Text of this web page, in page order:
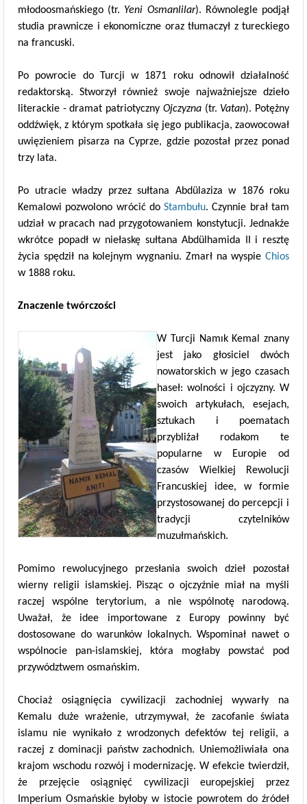
młodoosmańskiego (tr. Yeni Osmanlilar). Równolegle podjął
studia prawnicze i ekonomiczne oraz tłumaczył z tureckiego
na francuski.
Po powrocie do Turcji w 1871 roku odnowił działalność
redaktorską. Stworzył również swoje najważniejsze dzieło
literackie - dramat patriotyczny Ojczyzna(tr. Vatan). Potężny
oddźwięk, z którym spotkała się jego publikacja, zaowocował
uwięzieniem pisarza na Cyprze, gdzie pozostał przez ponad
trzy lata.
Po utracie władzy przez sułtana Abdülaziza w 1876 roku
Kemalowi pozwolono wrócić doStambułu. Czynnie brał tam
udział w pracach nad przygotowaniem konstytucji. Jednakże
wkrótce popadł w niełaskę sułtana Abdülhamida II i resztę
życia spędził na kolejnym wygnaniu. Zmarł na wyspie Chios
w 1888 roku.
Znaczenie twórczości
W Turcji Namık Kemal znany
jest jako głosiciel dwóch
nowatorskich w jego czasach
haseł: wolności i ojczyzny. W
swoich artykułach, esejach,
sztukach i poematach
przybliżał rodakom te
popularne w Europie od
czasów Wielkiej Rewolucji
Francuskiej idee, w formie
przystosowanej do percepcji i
tradycji czytelników
muzułmańskich.
Pomimo rewolucyjnego przesłania swoich dzieł pozostał
wierny religii islamskiej. Pisząc o ojczyźnie miał na myśli
raczej wspólne terytorium, a nie wspólnotę narodową.
Uważał, że idee importowane z Europy powinny być
dostosowane do warunków lokalnych. Wspominał nawet o
wspólnocie pan-islamskiej, która mogłaby powstać pod
przywództwem osmańskim.
Chociaż osiągnięcia cywilizacji zachodniej wywarły na
Kemalu duże wrażenie, utrzymywał, że zacofanie świata
islamu nie wynikało z wrodzonych defektów tej religii, a
raczej z dominacji państw zachodnich. Uniemożliwiała ona
krajom wschodu rozwój i modernizację. W efekcie twierdził,
że przejęcie osiągnięć cywilizacji europejskiej przez
Imperium Osmańskie byłoby w istocie powrotem do źródeł